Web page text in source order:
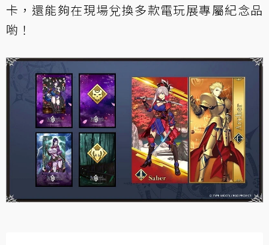
卡，還能夠在現場兌換多款電玩展專屬紀念品
喲！